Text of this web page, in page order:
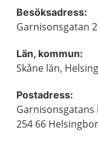
Besöksadress:
Garnisonsgatan
Län, kommun:
Skåne län,
Postadress:
254 66